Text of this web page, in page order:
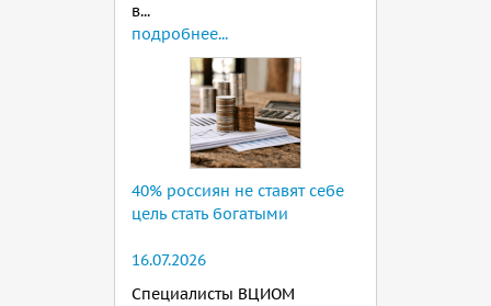
в...
подробнее...
40% россиян не ставят себе
цель стать богатыми
16.07.2026
Специалисты ВЦИОМ